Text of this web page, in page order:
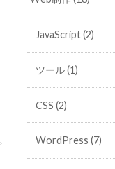
JavaScript(2)
ツール(1)
CSS (2)
WordPress (7)